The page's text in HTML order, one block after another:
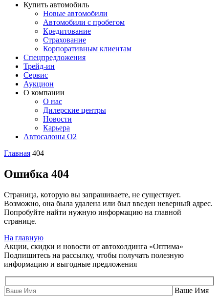
Купить автомобиль
Новые автомобили
Автомобили с пробегом
Кредитование
Страхование
Корпоративным клиентам
Спецпредложения
Трейд-ин
Сервис
Аукцион
О компании
О нас
Дилерские центры
Новости
Карьера
Автосалоны O2
Главная 404
Ошибка 404
Страница, которую вы запрашиваете, не существует.
Возможно, она была удалена или был введен неверный адрес.
Попробуйте найти нужную информацию на главной
странице.
На главную
Акции, скидки и новости от автохолдинга «Оптима»
Подпишитесь на рассылку, чтобы получать полезную
информацию и выгодные предложения
Ваше Имя